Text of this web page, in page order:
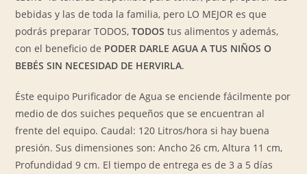
bebidas y las de toda la familia, pero LO MEJOR es que
podrás preparar TODOS,TODOS tus alimentos y además,
con el beneficio de PODER DARLE AGUA A TUS NIÑOS O
BEBÉS SIN NECESIDAD DE HERVIRLA.
Éste equipo Purificador de Agua se enciende fácilmente por
medio de dos suiches pequeños que se encuentran al
frente del equipo. Caudal: 120 Litros/hora si hay buena
presión. Sus dimensiones son: Ancho 26 cm, Altura 11 cm,
Profundidad 9 cm. El tiempo de entrega es de 3 a 5 días